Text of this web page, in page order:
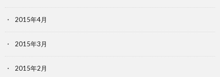
2015年4月
2015年3月
2015年2月